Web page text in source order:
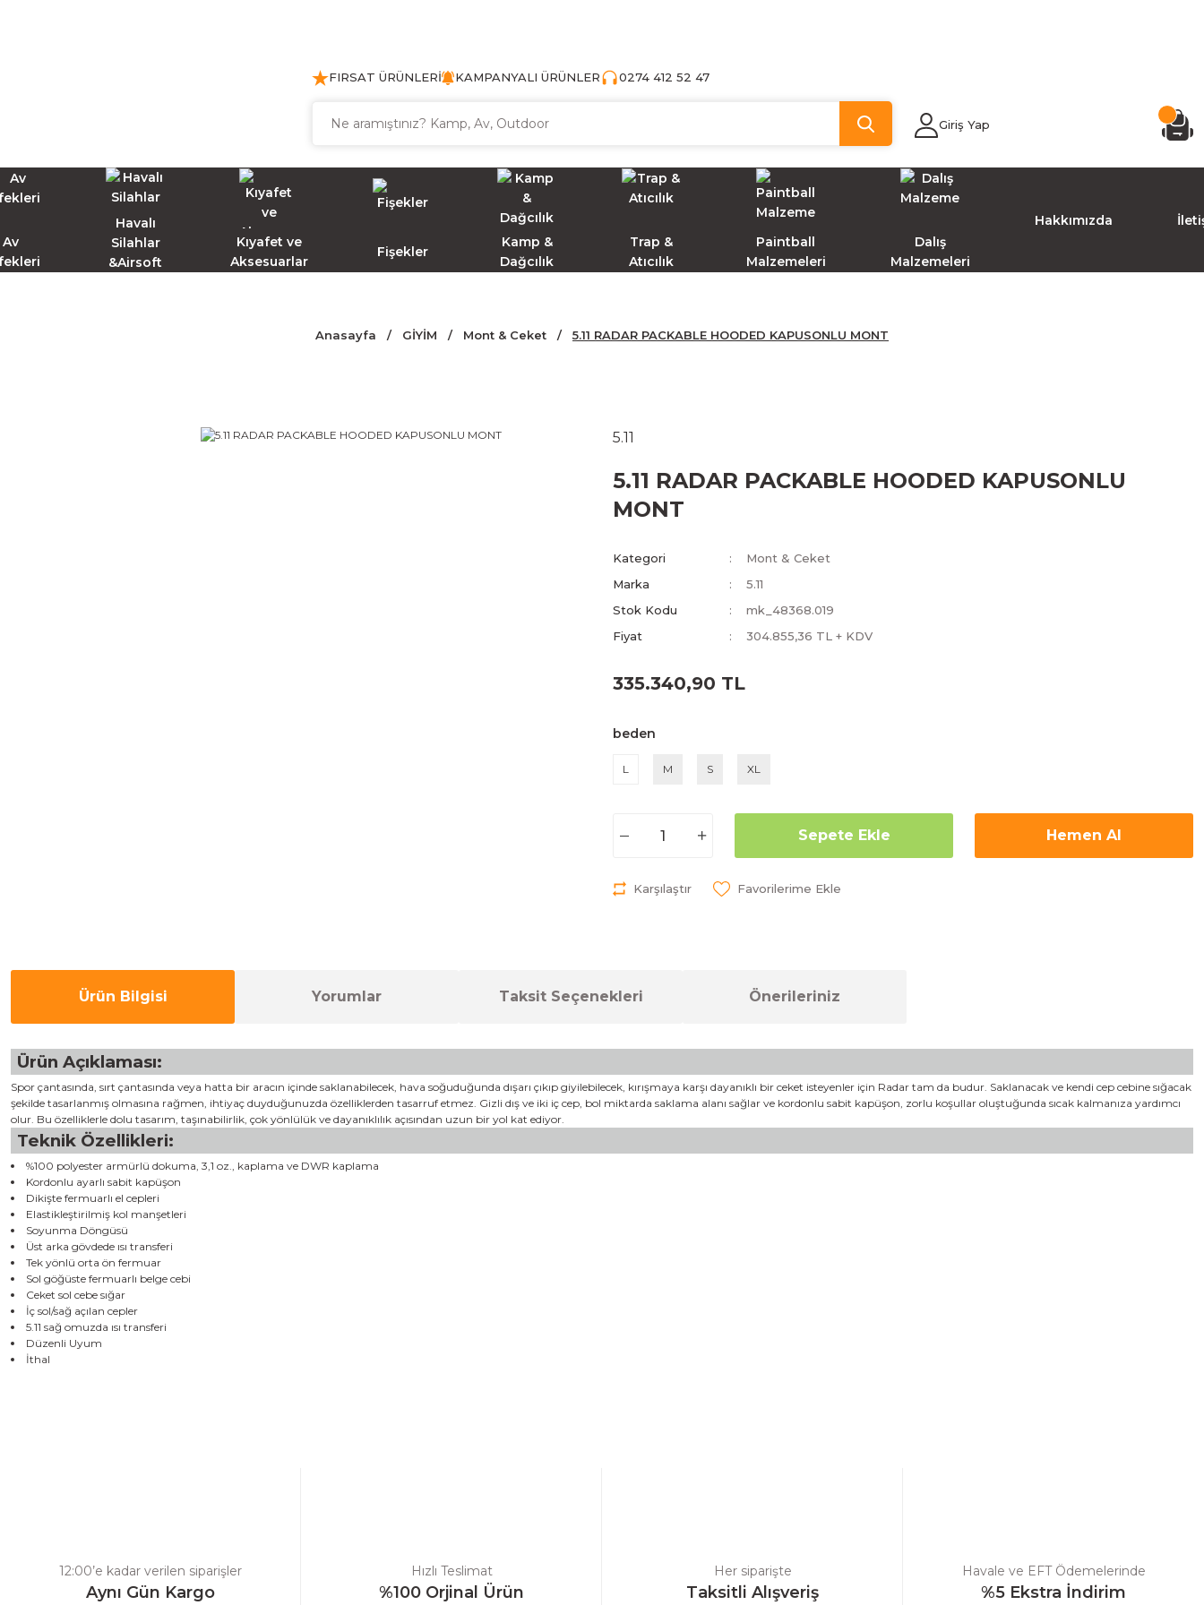
FIRSAT ÜRÜNLERİ KAMPANYALI ÜRÜNLER 0274 412 52 47
Giriş Yap
Av
Havalı
Silahlar
&Airsoft
Kıyafet ve
Aksesuarlar
Fişekler
Kamp &
Dağcılık
Trap &
Atıcılık
Paintball
Malzemeleri
Dalış
Malzemeleri
Hakkımızda
Anasayfa GİYİM Mont & Ceket 5.11 RADAR PACKABLE HOODED KAPUSONLU MONT
5.11
5.11 RADAR PACKABLE HOODED KAPUSONLU
MONT
Kategori
Mont & Ceket
Marka
5.11
Stok Kodu
mk_48368.019
Fiyat
304.855,36 TL + KDV
335.340,90 TL
beden
L M S XL
Sepete Ekle Hemen Al
Karşılaştır
Ürün Bilgisi Yorumlar Taksit Seçenekleri Önerileriniz
Ürün Açıklaması:
Spor çantasında, sırt çantasında veya hatta bir aracın içinde saklanabilecek, hava soğuduğunda dışarı çıkıp giyilebilecek, kırışmaya karşı dayanıklı bir ceket isteyenler için Radar tam da budur. Saklanacak ve kendi cep cebine sığacak
şekilde tasarlanmış olmasına rağmen, ihtiyaç duyduğunuzda özelliklerden tasarruf etmez. Gizli dış ve iki iç cep, bol miktarda saklama alanı sağlar ve kordonlu sabit kapüşon, zorlu koşullar oluştuğunda sıcak kalmanıza yardımcı
olur. Bu özelliklerle dolu tasarım, taşınabilirlik, çok yönlülük ve dayanıklılık açısından uzun bir yol kat ediyor.
Teknik Özellikleri:
%100 polyester armürlü dokuma, 3,1 oz., kaplama ve DWR kaplama
Kordonlu ayarlı sabit kapüşon​
Dikişte fermuarlı el cepleri
Elastikleştirilmiş kol manşetleri
Soyunma Döngüsü
Üst arka gövdede ısı transferi
Tek yönlü orta ön fermuar
Sol göğüste fermuarlı belge cebi
Ceket sol cebe sığar
İç sol/sağ açılan cepler
5.11 sağ omuzda ısı transferi
Düzenli Uyum
İthal
Ürün fiyatı diğer sitelerden daha pahalı.
Bu ürüne benzer farklı alternatifler olmalı.
12:00’e kadar verilen siparişler
Aynı Gün Kargo
Hızlı Teslimat
%100 Orjinal Ürün
Her siparişte
Taksitli Alışveriş
Havale ve EFT Ödemelerinde
%5 Ekstra İndirim